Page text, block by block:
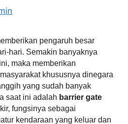
pengaruh besar
hari. Semakin banyaknya
maka memberikan
khususnya dinegara
yang sudah banyak
saat ini adalah barrier gate
fungsinya sebagai
kendaraan yang keluar dan